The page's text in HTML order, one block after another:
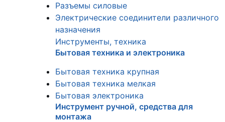
Разъемы силовые
Электрические соединители различного
назначения
Инструменты, техника
Бытовая техника и электроника
Бытовая техника крупная
Бытовая техника мелкая
Бытовая электроника
Инструмент ручной, средства для
монтажа